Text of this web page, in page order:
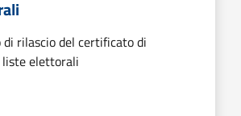
di rilascio del certificato di
elettorali